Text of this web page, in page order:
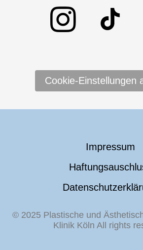
Cookie-Einstellungen
Impressum
© 2025 Plastische und
Klinik Köln All rights